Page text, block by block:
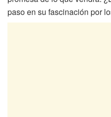
paso en su fascinación por